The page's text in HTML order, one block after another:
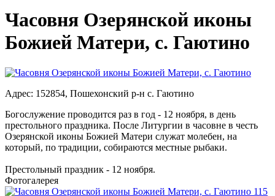
Часовня Озерянской иконы
Божией Матери, с. Гаютино
Адрес: 152854, Пошехонский р-н с. Гаютино
Богослужение проводится раз в год - 12 ноября, в день
престольного праздника. После Литургии в часовне в честь
Озерянской иконы Божией Матери служат молебен, на
который, по традиции, собираются местные рыбаки.
Престольный праздник - 12 ноября.
Фотогалерея